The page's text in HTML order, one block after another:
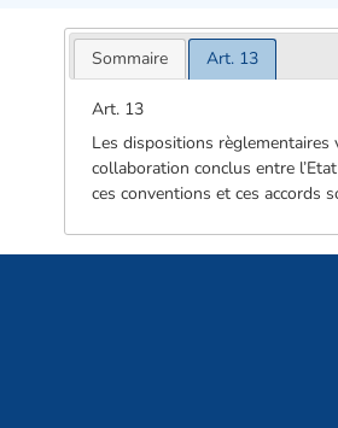
Sommaire Art. 13
Art. 13
Les dispositions règlementaires
collaboration conclus entre
ces conventions et ces accords